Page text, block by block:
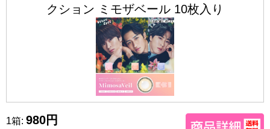
クション ミモザベール 10枚入り
1箱: 980円